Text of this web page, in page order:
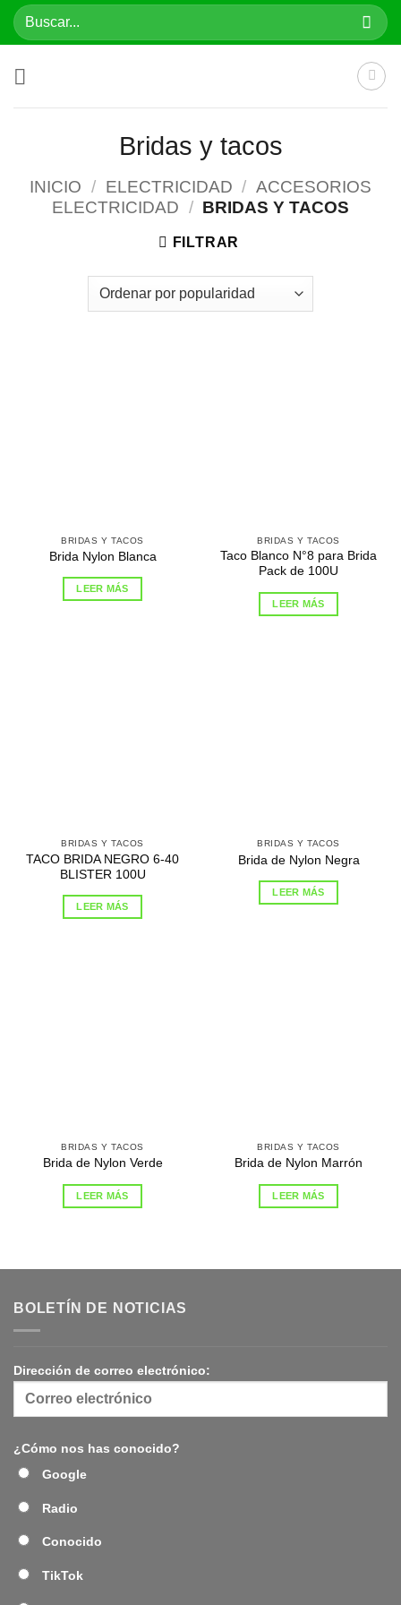
SaltarBuscar
por:
Bridas y tacos
INICIO / ELECTRICIDAD / ACCESORIOS
ELECTRICIDAD / BRIDAS Y TACOS
FILTRAR
BRIDAS Y TACOS
Brida Nylon Blanca
LEER MÁS
BRIDAS Y TACOS
Taco Blanco N°8 para Brida
Pack de 100U
LEER MÁS
BRIDAS Y TACOS
TACO BRIDA NEGRO 6-40
BLISTER 100U
LEER MÁS
BRIDAS Y TACOS
Brida de Nylon Negra
LEER MÁS
BRIDAS Y TACOS
Brida de Nylon Verde
LEER MÁS
BRIDAS Y TACOS
Brida de Nylon Marrón
LEER MÁS
BOLETÍN DE NOTICIAS
Dirección de correo electrónico:
¿Cómo nos has conocido?
Google
Radio
Conocido
TikTok